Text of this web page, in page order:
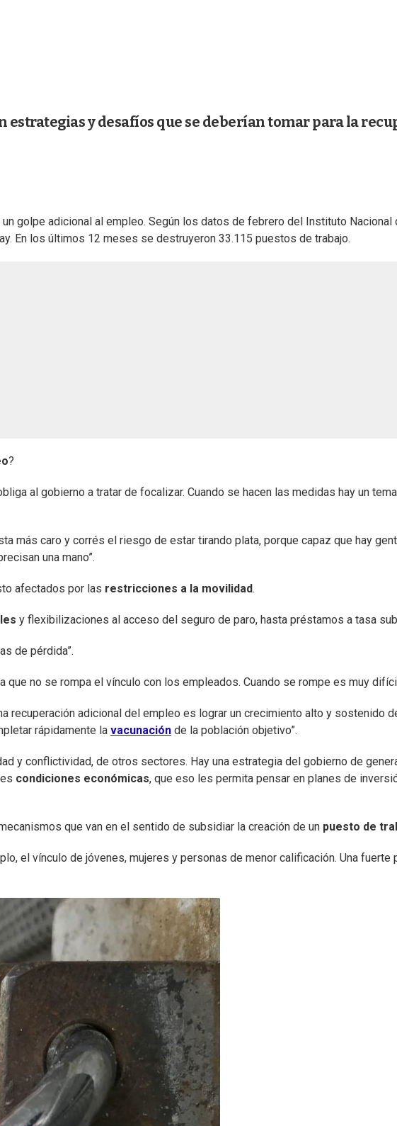
y desafíos que se deberían tomar para la
un golpe adicional al empleo. Según los datos de febrero del Instituto Nacional
En los últimos 12 meses se destruyeron 33.115 puestos de trabajo.
?
al gobierno a tratar de focalizar. Cuando se hacen las medidas hay un
más caro y corrés el riesgo de estar tirando plata, porque capaz que hay
una mano”.
afectados por las restricciones a la movilidad.
y flexibilizaciones al acceso del seguro de paro, hasta préstamos a tasa
de pérdida”.
que no se rompa el vínculo con los empleados. Cuando se rompe es muy
recuperación adicional del empleo es lograr un crecimiento alto y sostenido
rápidamente la vacunación de la población objetivo”.
y conflictividad, de otros sectores. Hay una estrategia del gobierno de
condiciones económicas, que eso les permita pensar en planes de
que van en el sentido de subsidiar la creación de un puesto de
el vínculo de jóvenes, mujeres y personas de menor calificación. Una